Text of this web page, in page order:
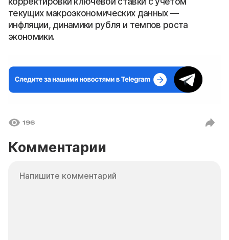
текущих макроэкономических данных —
инфляции, динамики рубля и темпов роста
экономики.
196
Комментарии